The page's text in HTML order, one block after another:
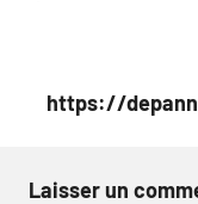
https://
Laisser un